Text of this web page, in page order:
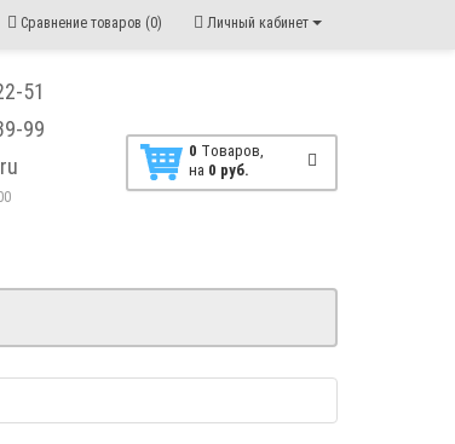
Личный кабинет
Сравнение товаров (0)
51
99
0 Tоваров,
на 0 руб.